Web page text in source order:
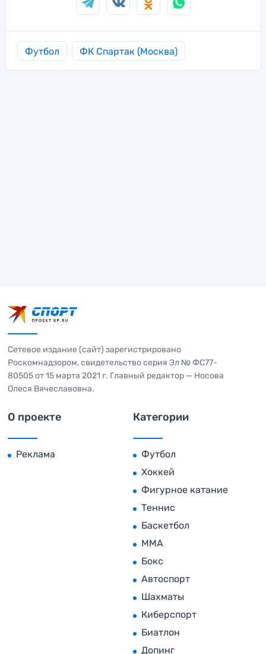
Футбол ФК Спартак (Москва)
Сетевое издание (сайт) зарегистрировано
Роскомнадзором, свидетельство серия Эл № ФС77-
80505 от 15 марта 2021 г. Главный редактор — Носова
Олеся Вячеславовна.
О проекте
Реклама
Категории
Футбол
Хоккей
Фигурное катание
Теннис
Баскетбол
MMA
Бокс
Автоспорт
Шахматы
Киберспорт
Биатлон
Допинг